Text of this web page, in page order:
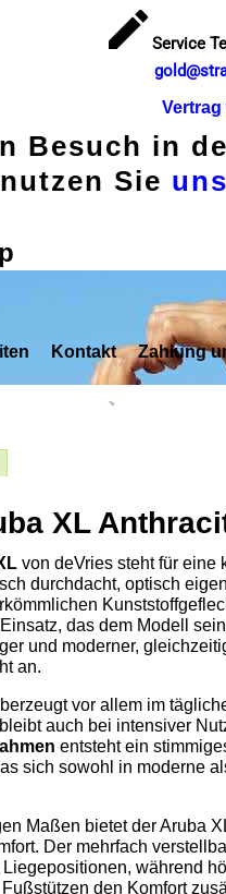
Service
Besuch in
Sie
Kontakt Zahlung
XL
von deVries steht für eine
durchdacht, optisch
das dem Modell
und moderner,
an.
vor allem im
auch bei intensiver
entsteht ein
sich sowohl in moderne
Maßen bietet der Aruba
Der mehrfach
während
den Komfort